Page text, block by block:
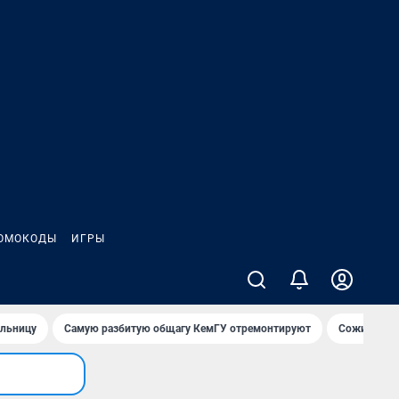
ИГРЫ
Самую разбитую общагу КемГУ отремонтируют